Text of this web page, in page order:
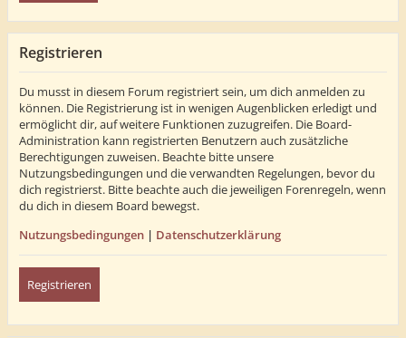
Registrieren
Du musst in diesem Forum registriert sein, um dich anmelden zu
können. Die Registrierung ist in wenigen Augenblicken erledigt und
ermöglicht dir, auf weitere Funktionen zuzugreifen. Die Board-
Administration kann registrierten Benutzern auch zusätzliche
Berechtigungen zuweisen. Beachte bitte unsere
Nutzungsbedingungen und die verwandten Regelungen, bevor du
dich registrierst. Bitte beachte auch die jeweiligen Forenregeln, wenn
du dich in diesem Board bewegst.
Nutzungsbedingungen | Datenschutzerklärung
Registrieren